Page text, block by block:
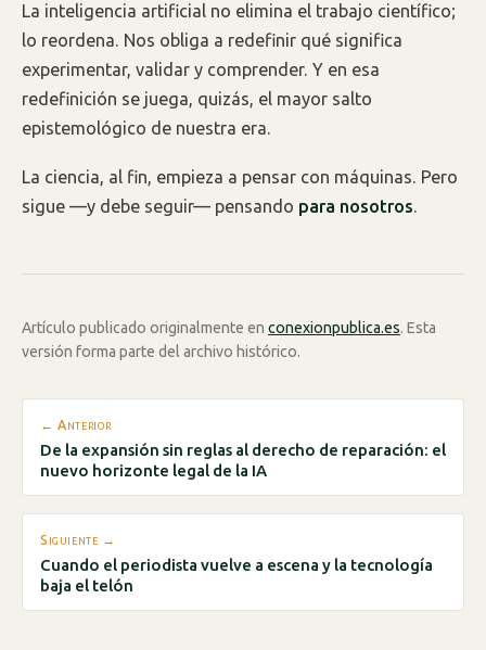
La inteligencia artificial no elimina el trabajo científico;
lo reordena. Nos obliga a redefinir qué significa
experimentar, validar y comprender. Y en esa
redefinición se juega, quizás, el mayor salto
epistemológico de nuestra era.
La ciencia, al fin, empieza a pensar con máquinas. Pero
sigue —y debe seguir— pensando para nosotros.
Artículo publicado originalmente en conexionpublica.es. Esta
versión forma parte del archivo histórico.
← Anterior
De la expansión sin reglas al derecho de reparación: el
nuevo horizonte legal de la IA
Siguiente →
Cuando el periodista vuelve a escena y la tecnología
baja el telón